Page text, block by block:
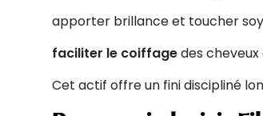
apporter brillance et toucher
faciliter le coiffagedes
Cet actif offre un fini discipliné